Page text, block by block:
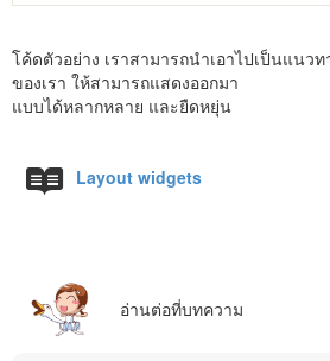
โค้ดตัวอย่าง เราสามารถนำเอาไปเป็นแนว
ของเรา ให้สามารถแสดงออกมา
แบบได้หลากหลาย และยืดหยุ่น
Layout widgets
อ่านต่อที่บทความ